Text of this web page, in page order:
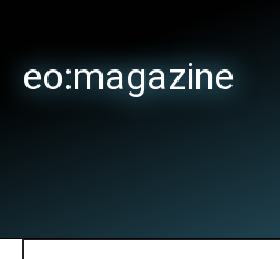
eo:magazine